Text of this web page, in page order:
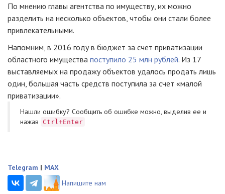
По мнению главы агентства по имуществу, их можно
разделить на несколько объектов, чтобы они стали более
привлекательными.
Напомним, в 2016 году в бюджет за счет приватизации
областного имущества поступило 25 млн рублей. Из 17
выставляемых на продажу объектов удалось продать лишь
один, большая часть средств поступила за счет «малой
приватизации».
Нашли ошибку? Cообщить об ошибке можно, выделив ее и
нажав
Ctrl+Enter
Telegram | MAX
Напишите нам